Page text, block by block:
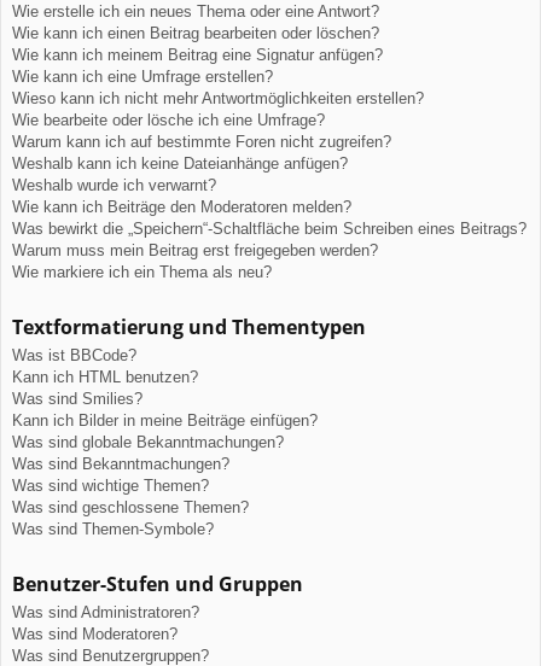
Wie erstelle ich ein neues Thema oder eine Antwort?
Wie kann ich einen Beitrag bearbeiten oder löschen?
Wie kann ich meinem Beitrag eine Signatur anfügen?
Wie kann ich eine Umfrage erstellen?
Wieso kann ich nicht mehr Antwortmöglichkeiten erstellen?
Wie bearbeite oder lösche ich eine Umfrage?
Warum kann ich auf bestimmte Foren nicht zugreifen?
Weshalb kann ich keine Dateianhänge anfügen?
Weshalb wurde ich verwarnt?
Wie kann ich Beiträge den Moderatoren melden?
Was bewirkt die „Speichern“-Schaltfläche beim Schreiben eines Beitrags?
Warum muss mein Beitrag erst freigegeben werden?
Wie markiere ich ein Thema als neu?
Textformatierung und Thementypen
Was ist BBCode?
Kann ich HTML benutzen?
Was sind Smilies?
Kann ich Bilder in meine Beiträge einfügen?
Was sind globale Bekanntmachungen?
Was sind Bekanntmachungen?
Was sind wichtige Themen?
Was sind geschlossene Themen?
Was sind Themen-Symbole?
Benutzer-Stufen und Gruppen
Was sind Administratoren?
Was sind Moderatoren?
Was sind Benutzergruppen?